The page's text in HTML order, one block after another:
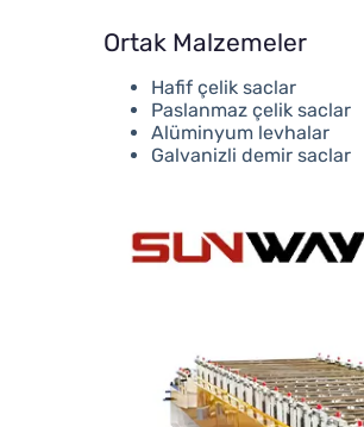
Ortak Malzemeler
Hafif çelik saclar
Paslanmaz çelik saclar
Alüminyum levhalar
Galvanizli demir saclar